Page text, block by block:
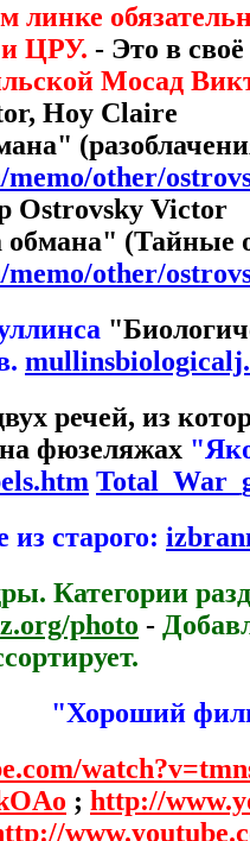
линке
ЦРУ. - Это в
Мосад
Hoy Claire
other/
Ostrovsky Victor
обмана" (Тайные
other/
речей, из
фюзеляжах
из старого:
Категории
photo -
"Хороший
; http://